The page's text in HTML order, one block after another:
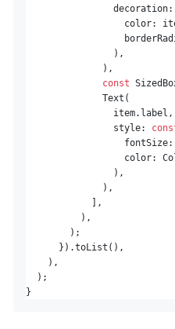
color:
                ),
              ),
const
              Text(
                item.label,
                style:
                  fontSize:
color:
                ),
              ),
            ],
          ),
        );
      }).toList(),
    ),
  );